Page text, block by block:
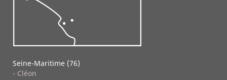
Seine-Maritime (76)
- Cléon